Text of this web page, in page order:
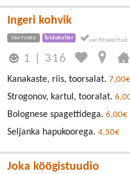
Ingeri kohvik
TÄHTVERE Toidukuller
1 316
Kanakaste, riis, toorsalat. 7,00€
Strogonov, kartul, tooralat.
Bolognese spagettidega. 6,00€
Seljanka hapukoorega. 4,50€
Joka köögistuudio